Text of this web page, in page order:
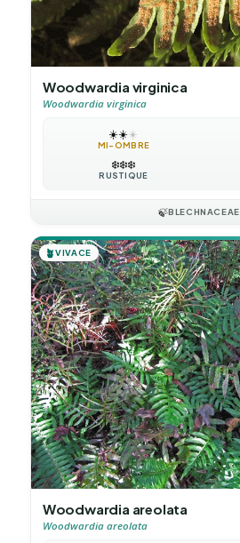
Woodwardia virginica
Woodwardia virginica
☀️☀️☀️
MI-OMBRE
❄️❄️❄️
RUSTIQUE
🍃BLECHNACEAE
🪴VIVACE
Woodwardia areolata
Woodwardia areolata